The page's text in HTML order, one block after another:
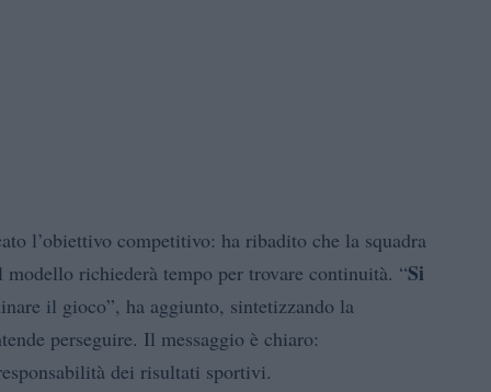
l’obiettivo competitivo: ha ribadito che la squadra
richiederà tempo per trovare continuità. “Si
il gioco”, ha aggiunto, sintetizzando la
perseguire. Il messaggio è chiaro:
dei risultati sportivi.